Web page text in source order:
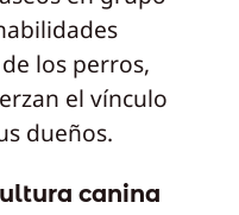
los perros,
el vínculo
dueños.
canina